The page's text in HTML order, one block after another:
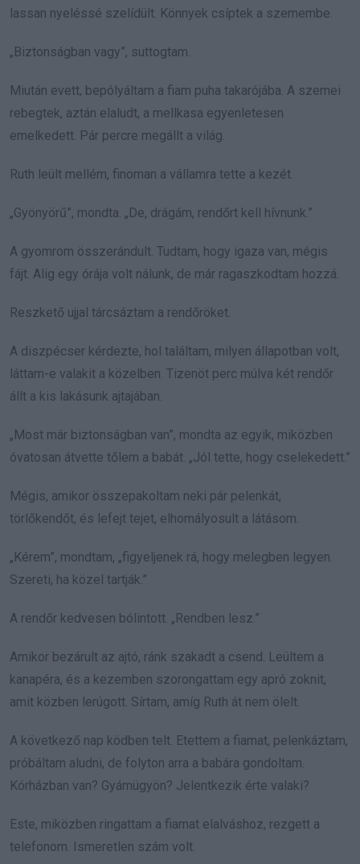
lassan nyeléssé szelídült. Könnyek csíptek a szemembe.
„Biztonságban vagy”, suttogtam.
Miután evett, bepólyáltam a fiam puha takarójába. A szemei
rebegtek, aztán elaludt, a mellkasa egyenletesen
emelkedett. Pár percre megállt a világ.
Ruth leült mellém, finoman a vállamra tette a kezét.
„Gyönyörű”, mondta. „De, drágám, rendőrt kell hívnunk.”
A gyomrom összerándult. Tudtam, hogy igaza van, mégis
fájt. Alig egy órája volt nálunk, de már ragaszkodtam hozzá.
Reszkető ujjal tárcsáztam a rendőröket.
A diszpécser kérdezte, hol találtam, milyen állapotban volt,
láttam-e valakit a közelben. Tizenöt perc múlva két rendőr
állt a kis lakásunk ajtajában.
„Most már biztonságban van”, mondta az egyik, miközben
óvatosan átvette tőlem a babát. „Jól tette, hogy cselekedett.”
Mégis, amikor összepakoltam neki pár pelenkát,
törlőkendőt, és lefejt tejet, elhomályosult a látásom.
„Kérem”, mondtam, „figyeljenek rá, hogy melegben legyen.
Szereti, ha közel tartják.”
A rendőr kedvesen bólintott. „Rendben lesz.”
Amikor bezárult az ajtó, ránk szakadt a csend. Leültem a
kanapéra, és a kezemben szorongattam egy apró zoknit,
amit közben lerúgott. Sírtam, amíg Ruth át nem ölelt.
A következő nap ködben telt. Etettem a fiamat, pelenkáztam,
próbáltam aludni, de folyton arra a babára gondoltam.
Kórházban van? Gyámügyön? Jelentkezik érte valaki?
Este, miközben ringattam a fiamat elalváshoz, rezgett a
telefonom. Ismeretlen szám volt.